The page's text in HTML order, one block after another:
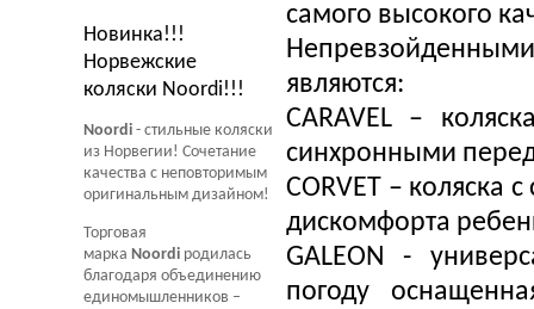
самого высокого
являются:
CARAVEL –
синхронными
CORVET – коляска
дискомфорта
GALEON -
погоду
Новинка!!!
Норвежские
коляски Noordi!!!
Noordi - стильные коляски
из Норвегии! Сочетание
качества с неповторимым
оригинальным дизайном!
Торговая
марка Noordi родилась
благодаря объединению
единомышленников –